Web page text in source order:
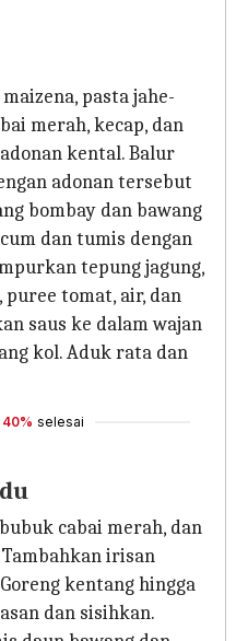
pasta jahe-
merah, kecap, dan
kental. Balur
adonan tersebut
bombay dan bawang
dan tumis dengan
tepung jagung,
puree tomat, air, dan
saus ke dalam wajan
kol. Aduk rata dan
40% selesai
cabai merah, dan
irisan
kentang hingga
dan sisihkan.